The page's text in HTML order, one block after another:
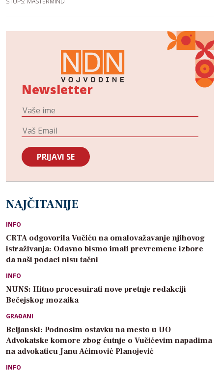
Newsletter
NAJČITANIJE
INFO
CRTA odgovorila Vučiću na omalovažavanje njihovog
istraživanja: Odavno bismo imali prevremene izbore
da naši podaci nisu tačni
INFO
NUNS: Hitno procesuirati nove pretnje redakciji
Bečejskog mozaika
GRAĐANI
Beljanski: Podnosim ostavku na mesto u UO
Advokatske komore zbog ćutnje o Vučićevim napadima
na advokaticu Janu Aćimović Planojević
INFO